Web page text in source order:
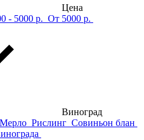
Цена
- 5000 р. От 5000 р.
Виноград
Мерло Рислинг Совиньон блан